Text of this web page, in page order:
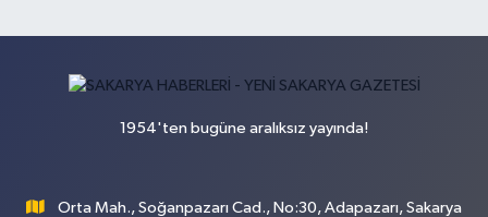
1954'ten bugüne aralıksız yayında!
Orta Mah., Soğanpazarı Cad., No:30, Adapazarı, Sakarya